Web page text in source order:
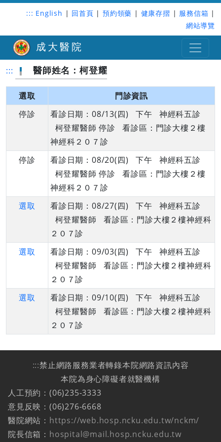
::: English | 回首頁 | 預約領藥 | 健康存摺 | 服務信箱 |
網站導覽
成大醫院
::: 醫師姓名：柯登耀
選取
門診資訊
停診
看診日期：08/13(四) 下午 神經科五診
柯登耀醫師 停診 看診區：門診大樓２樓
神經科２０７診
停診
看診日期：08/20(四) 下午 神經科五診
柯登耀醫師 停診 看診區：門診大樓２樓
神經科２０７診
選取
看診日期：08/27(四) 下午 神經科五診
柯登耀醫師 看診區：門診大樓２樓神經科
２０７診
選取
看診日期：09/03(四) 下午 神經科五診
柯登耀醫師 看診區：門診大樓２樓神經科
２０７診
選取
看診日期：09/10(四) 下午 神經科五診
柯登耀醫師 看診區：門診大樓２樓神經科
２０７診
:::禁止網路服務業者轉錄本院網路資訊內容
本院為身心障礙者就醫機構
人工預約：(06)235-3333
意見反映：(06)276-6668
醫院網站： https://web.hosp.ncku.edu.tw/nckm/
院長信箱： hospital@mail.hosp.ncku.edu.tw